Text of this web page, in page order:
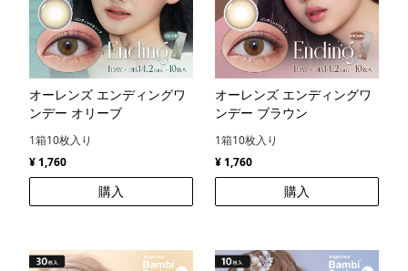
オーレンズ エンディングワ
ンデー オリーブ
1箱10枚入り
¥ 1,760
購入
オーレンズ エンディングワ
ンデー ブラウン
1箱10枚入り
¥ 1,760
購入